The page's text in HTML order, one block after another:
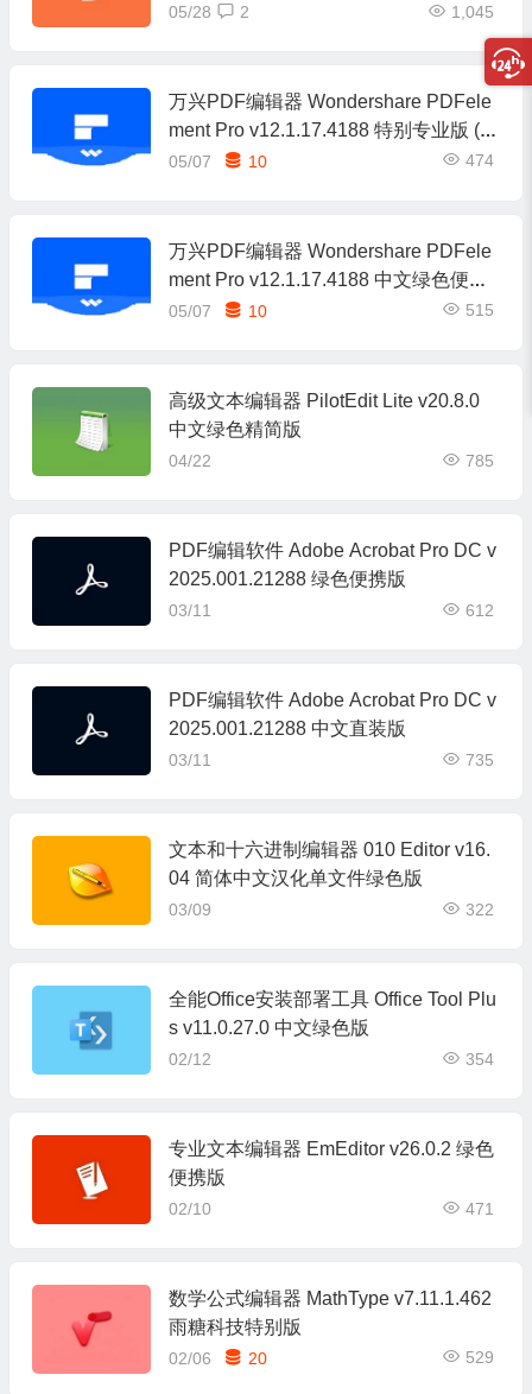
05/28 1,045
2
万兴PDF编辑器 Wondershare PDFele
ment Pro v12.1.17.4188 特别专业版 (含
OCR完整版)
05/07 474
10
万兴PDF编辑器 Wondershare PDFele
ment Pro v12.1.17.4188 中文绿色便携
版(带OCR完整版)
05/07 515
10
高级文本编辑器 PilotEdit Lite v20.8.0
中文绿色精简版
04/22 785
PDF编辑软件 Adobe Acrobat Pro DC v
2025.001.21288 绿色便携版
03/11 612
PDF编辑软件 Adobe Acrobat Pro DC v
2025.001.21288 中文直装版
03/11 735
文本和十六进制编辑器 010 Editor v16.
04 简体中文汉化单文件绿色版
03/09 322
全能Office安装部署工具 Office Tool Plu
s v11.0.27.0 中文绿色版
02/12 354
专业文本编辑器 EmEditor v26.0.2 绿色
便携版
02/10 471
数学公式编辑器 MathType v7.11.1.462
雨糖科技特别版
02/06 529
20